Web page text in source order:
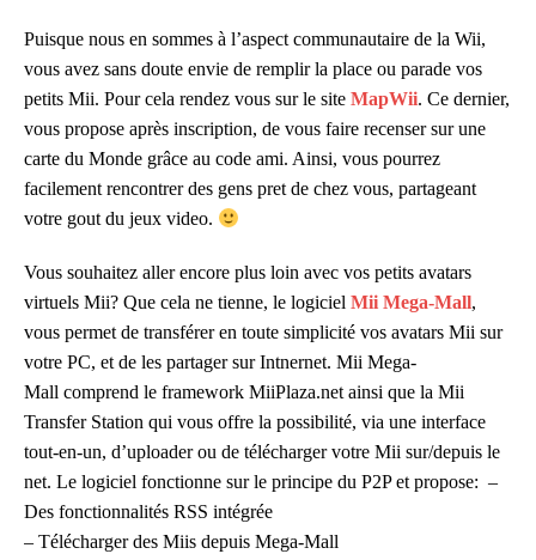
Puisque nous en sommes à l’aspect communautaire de la Wii,
vous avez sans doute envie de remplir la place ou parade vos
petits Mii. Pour cela rendez vous sur le site MapWii. Ce dernier,
vous propose après inscription, de vous faire recenser sur une
carte du Monde grâce au code ami. Ainsi, vous pourrez
facilement rencontrer des gens pret de chez vous, partageant
votre gout du jeux video.
Vous souhaitez aller encore plus loin avec vos petits avatars
virtuels Mii? Que cela ne tienne, le logiciel Mii Mega-Mall,
vous permet de transférer en toute simplicité vos avatars Mii sur
votre PC, et de les partager sur Intnernet. Mii Mega-
Mall comprend le framework MiiPlaza.net ainsi que la Mii
Transfer Station qui vous offre la possibilité, via une interface
tout-en-un, d’uploader ou de télécharger votre Mii sur/depuis le
net. Le logiciel fonctionne sur le principe du P2P et propose: –
Des fonctionnalités RSS intégrée
– Télécharger des Miis depuis Mega-Mall